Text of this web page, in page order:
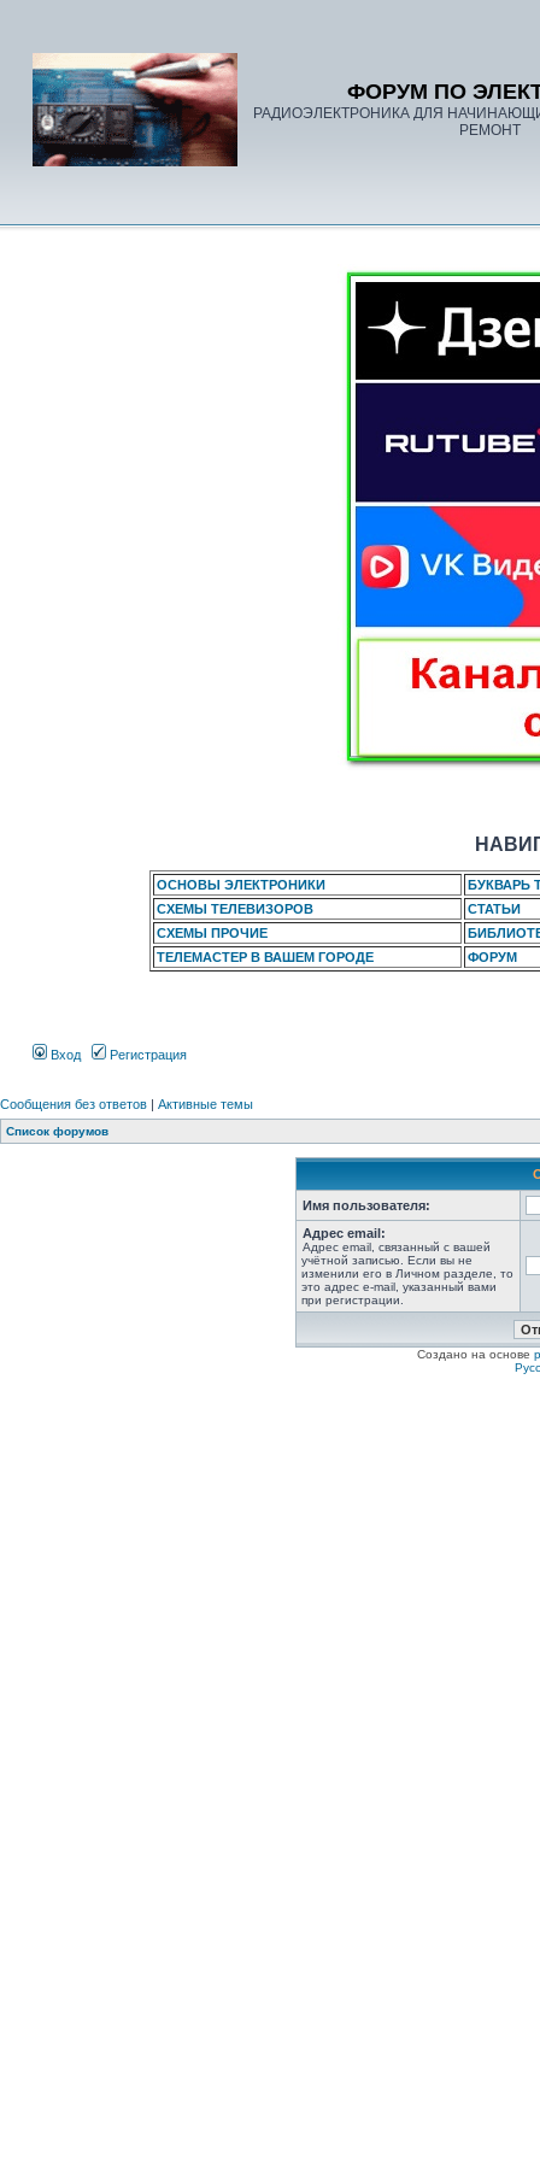
ФОРУМ ПО
РАДИОЭЛЕКТРОНИКА ДЛЯ
РЕМОНТ
ОСНОВЫ ЭЛЕКТРОНИКИ
БУКВАРЬ
СХЕМЫ ТЕЛЕВИЗОРОВ
СТАТЬИ
СХЕМЫ ПРОЧИЕ
ТЕЛЕМАСТЕР В ВАШЕМ ГОРОДЕ
ФОРУМ
Вход Регистрация
Сообщения без ответов | Активные темы
Список форумов
Имя пользователя:
Адрес email:
Адрес email, связанный с вашей
учётной записью. Если вы не
изменили его в Личном разделе, то
это адрес e-mail, указанный вами
при регистрации.
Создано на основе